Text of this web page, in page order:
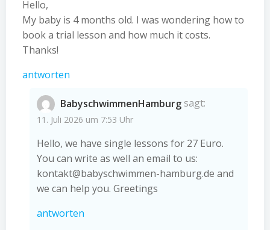
Hello,
My baby is 4 months old. I was wondering how to
book a trial lesson and how much it costs.
Thanks!
antworten
BabyschwimmenHamburg sagt:
11. Juli 2026 um 7:53 Uhr
Hello, we have single lessons for 27 Euro.
You can write as well an email to us:
kontakt@babyschwimmen-hamburg.de and
we can help you. Greetings
antworten